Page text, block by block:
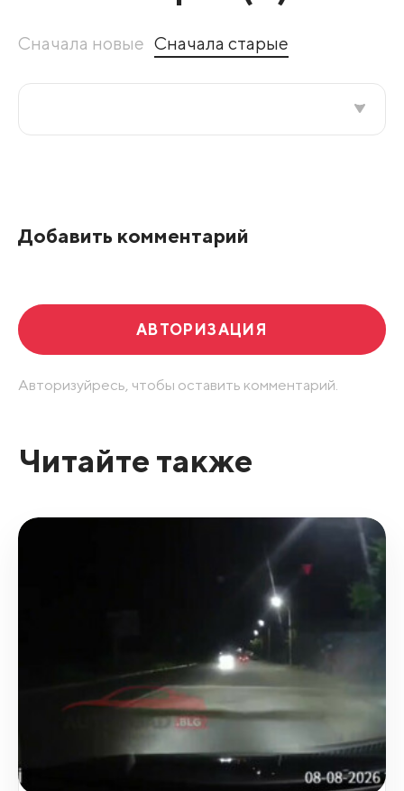
Сначала новые Сначала старые
Добавить комментарий
АВТОРИЗАЦИЯ
Авторизуйресь, чтобы оставить комментарий.
Читайте также